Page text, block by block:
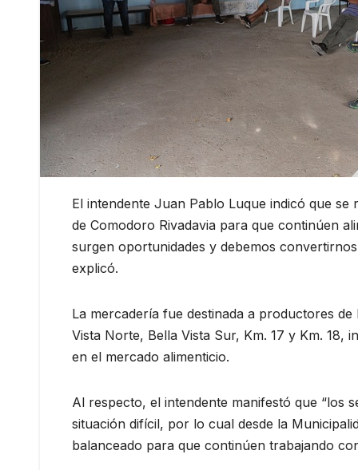
El intendente Juan Pablo Luque indicó que
de Comodoro Rivadavia para que continúen
surgen oportunidades y debemos
explicó.
La mercadería fue destinada a productores
Vista Norte, Bella Vista Sur, Km. 17 y Km.
en el mercado alimenticio.
Al respecto, el intendente manifestó que “los
situación difícil, por lo cual desde la
balanceado para que continúen trabajando